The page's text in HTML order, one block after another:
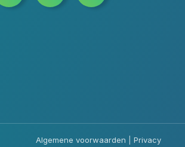
Algemene voorwaarden Privacy